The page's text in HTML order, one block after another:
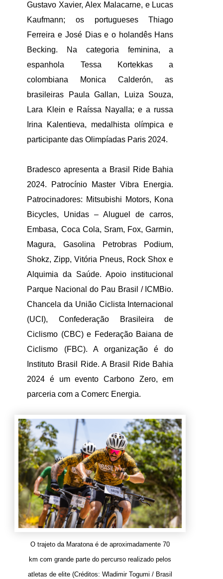
Gustavo Xavier, Alex Malacarne, e Lucas
Kaufmann; os portugueses Thiago
Ferreira e José Dias e o holandês Hans
Becking. Na categoria feminina, a
espanhola Tessa Kortekkas a
colombiana Monica Calderón, as
brasileiras Paula Gallan, Luiza Souza,
Lara Klein e Raíssa Nayalla; e a russa
Irina Kalentieva, medalhista olímpica e
participante das Olimpíadas Paris 2024.
Bradesco apresenta a Brasil Ride Bahia
2024. Patrocínio Master Vibra Energia.
Patrocinadores: Mitsubishi Motors, Kona
Bicycles, Unidas – Aluguel de carros,
Embasa, Coca Cola, Sram, Fox, Garmin,
Magura, Gasolina Petrobras Podium,
Shokz, Zipp, Vitória Pneus, Rock Shox e
Alquimia da Saúde. Apoio institucional
Parque Nacional do Pau Brasil / ICMBio.
Chancela da União Ciclista Internacional
(UCI), Confederação Brasileira de
Ciclismo (CBC) e Federação Baiana de
Ciclismo (FBC). A organização é do
Instituto Brasil Ride. A Brasil Ride Bahia
2024 é um evento Carbono Zero, em
parceria com a Comerc Energia.
O trajeto da Maratona é de aproximadamente 70
km com grande parte do percurso realizado pelos
atletas de elite (Créditos: Wladimir Togumi / Brasil